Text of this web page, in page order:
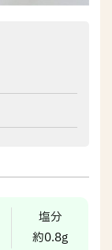
塩分
約0.8g